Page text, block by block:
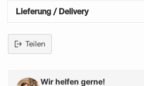
Lieferung / Delivery
Teilen
den
Wir helfen gerne!